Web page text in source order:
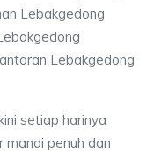
Lebakgedong
Lebakgedong
setiap harinya
penuh dan